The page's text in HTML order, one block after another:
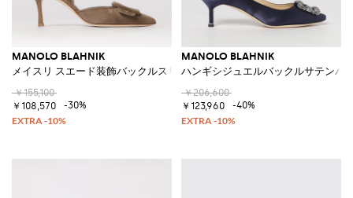
MANOLO BLAHNIK
メイスリ スエード装飾バックルスリングバック
￥155,100
￥108,570
-30%
MANOLO BLAHNIK
ハンギシジュエルバックルサテンパ
￥206,600
￥123,960
-40%